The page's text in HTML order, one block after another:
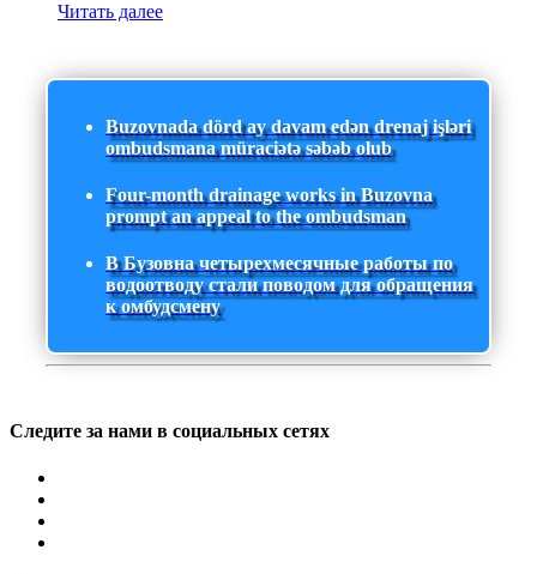
Читать далее
Buzovnada dörd ay davam edən drenaj işləri
ombudsmana müraciətə səbəb olub
Four-month drainage works in Buzovna
prompt an appeal to the ombudsman
В Бузовна четырехмесячные работы по
водоотводу стали поводом для обращения
к омбудсмену
Следите за нами в социальных сетях